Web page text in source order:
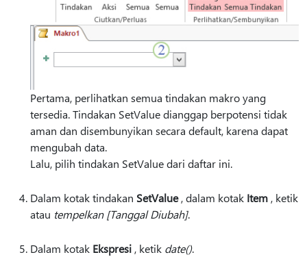
Pertama, perlihatkan semua tindakan makro yang
tersedia. Tindakan SetValue dianggap berpotensi tidak
aman dan disembunyikan secara default, karena dapat
mengubah data.
Lalu, pilih tindakan SetValue dari daftar ini.
Dalam kotak tindakan SetValue, dalam kotak Item, ketik
atau tempelkan [Tanggal Diubah].
Dalam kotak Ekspresi, ketik date().